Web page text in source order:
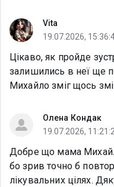
Vita
19.07.2026,
Цікаво, як пройде
залишились в неї ще
Михайло зміг щось
Олена Кондак
19.07.2026,
Добре що мама
бо зрив точно б
лікувальних цілях.